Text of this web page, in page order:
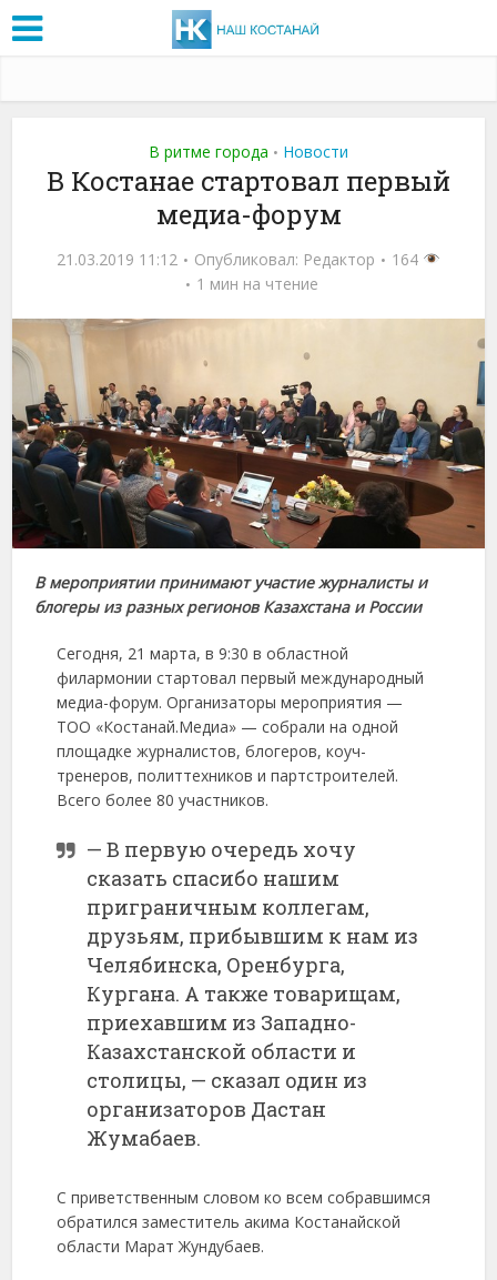
В ритме города • Новости
В Костанае стартовал первый
медиа-форум
21.03.2019 11:12 Опубликовал: Редактор
164
1 мин на чтение
В мероприятии принимают участие журналисты и
блогеры из разных регионов Казахстана и России
Сегодня, 21 марта, в 9:30 в областной
филармонии стартовал первый международный
медиа-форум. Организаторы мероприятия —
ТОО «Костанай.Медиа» — собрали на одной
площадке журналистов, блогеров, коуч-
тренеров, политтехников и партстроителей.
Всего более 80 участников.
— В первую очередь хочу
сказать спасибо нашим
приграничным коллегам,
друзьям, прибывшим к нам из
Челябинска, Оренбурга,
Кургана. А также товарищам,
приехавшим из Западно-
Казахстанской области и
столицы, — сказал один из
организаторов Дастан
Жумабаев.
С приветственным словом ко всем собравшимся
обратился заместитель акима Костанайской
области Марат Жундубаев.